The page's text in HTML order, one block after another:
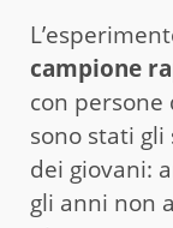
campione
con persone
sono stati gli
dei giovani:
gli anni non